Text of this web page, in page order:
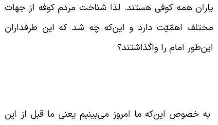
همه کوفی هستند. لذا شناخت مردم کوفه از جهات
اهمّیّت دارد و این‌که چه شد که این طرفداران
امام را واگذاشتند؟
خصوص این‌که ما امروز می‌بینیم یعنی ما قبل از این